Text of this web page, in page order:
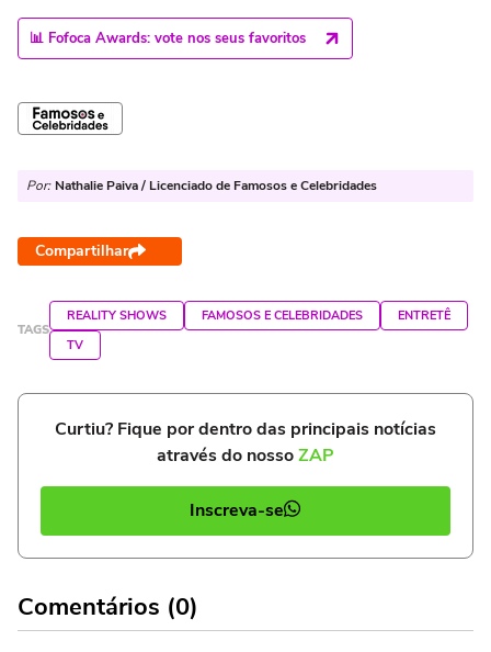
📊 Fofoca Awards: vote nos seus favoritos
Por: Nathalie Paiva / Licenciado de Famosos e Celebridades
Compartilhar
TAGS
REALITY SHOWS FAMOSOS E CELEBRIDADES
ENTRETÊ
TV
Curtiu? Fique por dentro das principais notícias
através do nossoZAP
Inscreva-se
Comentários (0)